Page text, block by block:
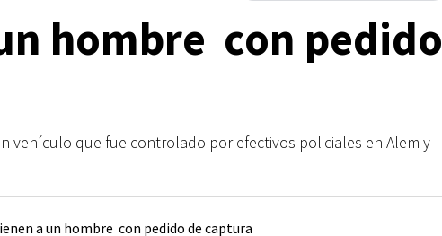
hombre con pedido
vehículo que fue controlado por efectivos policiales en Alem y